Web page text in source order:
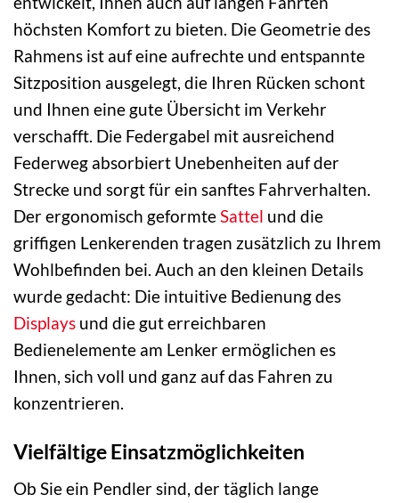
höchsten Komfort zu bieten. Die Geometrie des
Rahmens ist auf eine aufrechte und entspannte
Sitzposition ausgelegt, die Ihren Rücken schont
und Ihnen eine gute Übersicht im Verkehr
verschafft. Die Federgabel mit ausreichend
Federweg absorbiert Unebenheiten auf der
Strecke und sorgt für ein sanftes Fahrverhalten.
Der ergonomisch geformteSattel und die
griffigen Lenkerenden tragen zusätzlich zu Ihrem
Wohlbefinden bei. Auch an den kleinen Details
wurde gedacht: Die intuitive Bedienung des
Displays und die gut erreichbaren
Bedienelemente am Lenker ermöglichen es
Ihnen, sich voll und ganz auf das Fahren zu
konzentrieren.
Vielfältige Einsatzmöglichkeiten
Ob Sie ein Pendler sind, der täglich lange